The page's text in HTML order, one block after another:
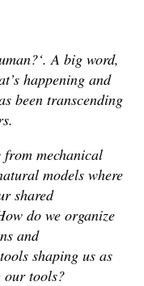
A big word,
happening and
been transcending
mechanical
models where
shared
do we organize
and
shaping us as
our tools?